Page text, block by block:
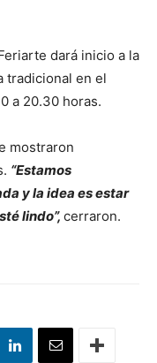
dará inicio a la
tradicional en el
a 20.30 horas.
mostraron
“Estamos
y la idea es estar
lindo”, cerraron.